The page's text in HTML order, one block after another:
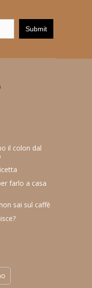
il colon dal
farlo a casa
sai sul caffè